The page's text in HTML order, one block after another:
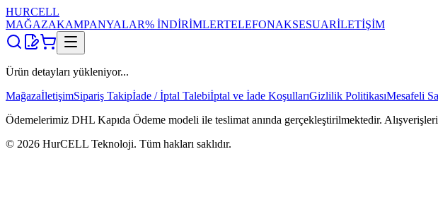
HURCELL
MAĞAZAKAMPANYALAR% İNDİRİMLERTELEFONAKSESUARİLETİŞİM
Ürün detayları yükleniyor...
MağazaİletişimSipariş Takipİade / İptal Talebiİptal ve İade KoşullarıGizlilik PolitikasıMesafeli
Ödemelerimiz DHL Kapıda Ödeme modeli ile teslimat anında gerçekleştirilmektedir.
© 2026 HurCELL Teknoloji. Tüm hakları saklıdır.